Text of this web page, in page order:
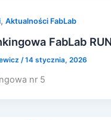
,Aktualności FabLab
FabLab
/14 stycznia, 2026
nr 5